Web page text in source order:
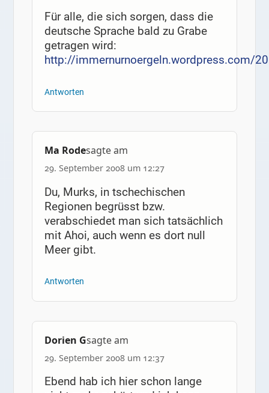
Für alle, die sich sorgen, dass die
deutsche Sprache bald zu Grabe
getragen wird:
http://immernurnoergeln.wordpress.com/
Antworten
Ma Rodesagte am
29. September 2008 um 12:27
Du, Murks, in tschechischen
Regionen begrüsst bzw.
verabschiedet man sich tatsächlich
mit Ahoi, auch wenn es dort null
Meer gibt.
Antworten
Dorien Gsagte am
29. September 2008 um 12:37
Ebend hab ich hier schon lange